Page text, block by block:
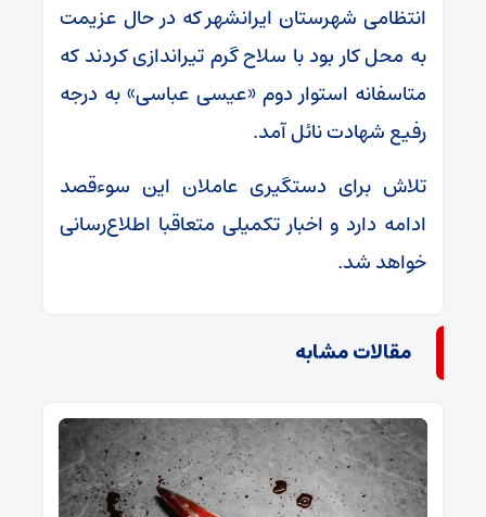
انتظامی شهرستان ایرانشهر که در حال عزیمت
به محل کار بود با سلاح گرم تیراندازی کردند که
متاسفانه استوار دوم «عیسی عباسی» به درجه
رفیع شهادت نائل آمد.
تلاش برای دستگیری عاملان این سوءقصد
ادامه دارد و اخبار تکمیلی متعاقبا اطلاع‌رسانی
خواهد شد.
مقالات مشابه